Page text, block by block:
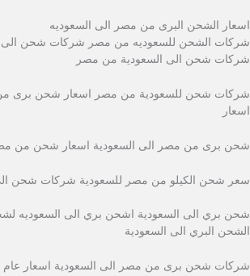
اسعار الشحن البرى من مصر الى السعوديه
شركات الشحن للسعوديه من مصر شركات شحن الى
شركات شحن الى السعودية من مصر
شركات شحن للسعودية من مصر اسعار شحن برى من
اسعار
شحن برى من مصر الى السعودية اسعار شحن من
سعر شحن الكيلو من مصر للسعودية شركات شحن
شحن بري الى السعودية اشحن بري الى السعوديه
الشحن البري الى السعودية
شركات شحن برى من مصر الى السعودية اسعار